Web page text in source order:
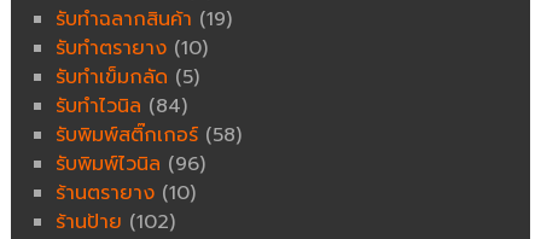
รับทำฉลากสินค้า (19)
รับทำตรายาง (10)
รับทำเข็มกลัด (5)
รับทำไวนิล (84)
รับพิมพ์สติ๊กเกอร์ (58)
รับพิมพ์ไวนิล (96)
ร้านตรายาง (10)
ร้านป้าย (102)